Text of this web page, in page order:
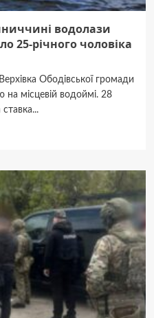
водолази
25-річного чоловіка
Ободівської громади
місцевій водоймі. 28